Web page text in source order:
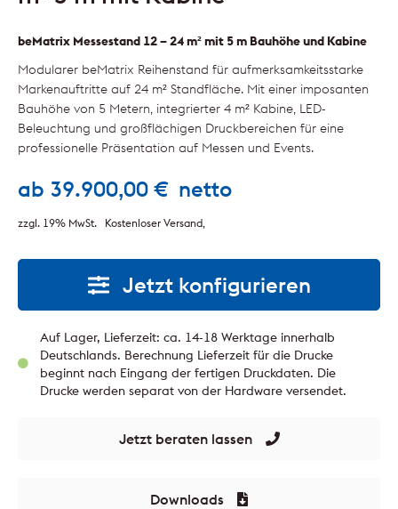
ab 39.900,00 € netto
zzgl. 19% MwSt. Kostenloser Versand
beMatrix Messestand 12 – 24 m² mit 5 m Bauhöhe und Kabine
Modularer beMatrix Reihenstand für aufmerksamkeitsstarke
Markenauftritte auf 24 m² Standfläche. Mit einer imposanten
Bauhöhe von 5 Metern, integrierter 4 m² Kabine, LED-
Beleuchtung und großflächigen Druckbereichen für eine
professionelle Präsentation auf Messen und Events.
Jetzt konfigurieren
Auf Lager, Lieferzeit: ca. 14-18 Werktage innerhalb
Deutschlands. Berechnung Lieferzeit für die Drucke
beginnt nach Eingang der fertigen Druckdaten. Die
Drucke werden separat von der Hardware versendet.
Jetzt beraten lassen
Downloads